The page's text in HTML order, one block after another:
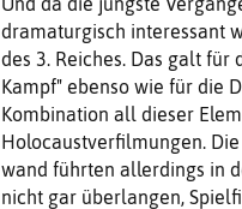
dramaturgisch interessant
des 3. Reiches. Das galt
Kampf" ebenso wie für die
Kombination all dieser
Holocaust­verfilmungen.
wand führten allerdings in
nicht gar überlangen,